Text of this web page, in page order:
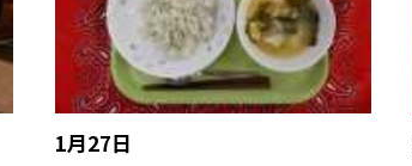
1月27日